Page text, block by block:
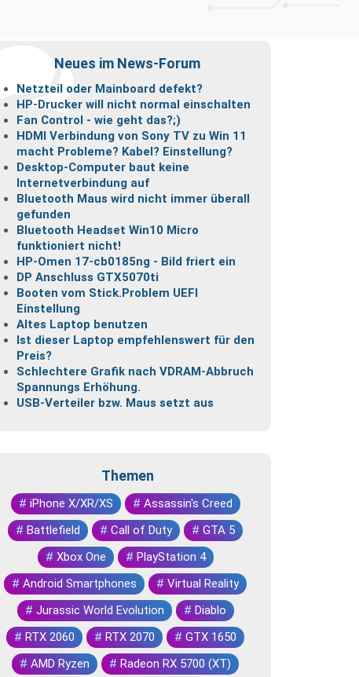
Neues im News-Forum
Netzteil oder Mainboard defekt?
HP-Drucker will nicht normal einschalten
Fan Control - wie geht das?;)
HDMI Verbindung von Sony TV zu Win 11
macht Probleme? Kabel? Einstellung?
Desktop-Computer baut keine
Internetverbindung auf
Bluetooth Maus wird nicht immer überall
gefunden
Bluetooth Headset Win10 Micro
funktioniert nicht!
HP-Omen 17-cb0185ng - Bild friert ein
DP Anschluss GTX5070ti
Booten vom Stick.Problem UEFI
Einstellung
Altes Laptop benutzen
Ist dieser Laptop empfehlenswert für den
Preis?
Schlechtere Grafik nach VDRAM-Abbruch
Spannungs Erhöhung.
USB-Verteiler bzw. Maus setzt aus
Themen
# iPhone X/XR/XS # Assassin's Creed
#Battlefield #Call of Duty #GTA 5
# Xbox One # PlayStation 4
#Android Smartphones #Virtual Reality
# Jurassic World Evolution # Diablo
#RTX 2060 #RTX 2070 #GTX 1650
#AMD Ryzen #Radeon RX 5700 (XT)